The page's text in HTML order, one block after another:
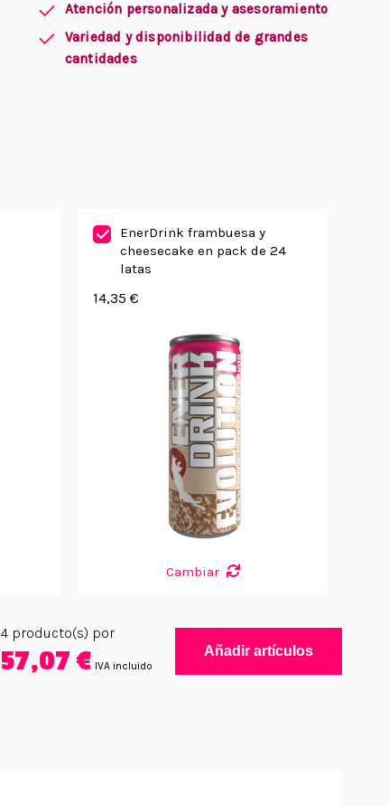
Atención personalizada y asesoramiento
Variedad y disponibilidad de grandes
cantidades
EnerDrink frambuesa y
cheesecake en pack de 24
latas
14,35 €
Cambiar
4 producto(s) por
57,07 € IVA incluido
Añadir artículos